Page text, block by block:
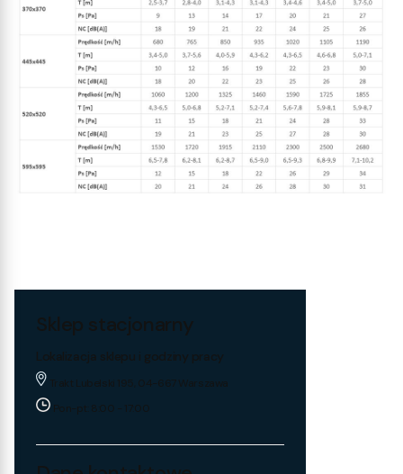
Sklep stacjonarny
Lokalizacja sklepu i godziny pracy
Trakt Lubelski 195, 04-667 Warszawa
Pon-pt: 8:00 - 17:00